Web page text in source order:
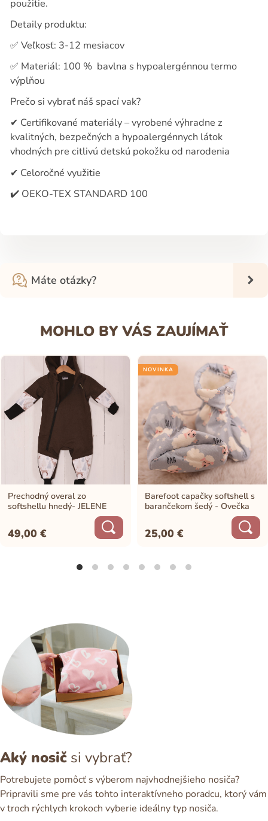
použitie.
Detaily produktu:
✅ Veľkosť: 3-12 mesiacov
✅ Materiál: 100 % bavlna s hypoalergénnou termo
výplňou
Prečo si vybrať náš spací vak?
✔ Certifikované materiály – vyrobené výhradne z
kvalitných, bezpečných a hypoalergénnych látok
vhodných pre citlivú detskú pokožku od narodenia
✔ Celoročné využitie
✔️OEKO-TEX STANDARD 100
Máte otázky?
MOHLO BY VÁS ZAUJÍMAŤ
Prechodný overal zo
softshellu hnedý- JELENE
49,00€
NOVINKA
Barefoot capačky softshell s
barančekom šedý - Ovečka
25,00€
Aký nosič si vybrať?
Potrebujete pomôcť s výberom najvhodnejšieho nosiča?
Pripravili sme pre vás tohto interaktívneho poradcu, ktorý vám
v troch rýchlych krokoch vyberie ideálny typ nosiča.